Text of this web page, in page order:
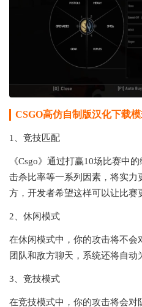
CSGO高仿自制版汉化下载
1、竞技匹配
《Csgo》通过打赢10场比赛中
击杀比率等一系列因素，将实力
方，开发者希望这样可以让比赛
2、休闲模式
在休闲模式中，你的攻击将不会
团队和敌方聊天，系统还将自动
3、竞技模式
在竞技模式中，你的攻击将会